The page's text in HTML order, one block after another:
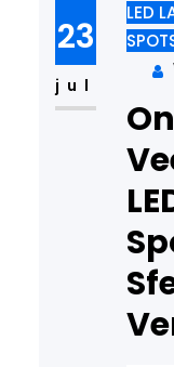
23
jul
LED